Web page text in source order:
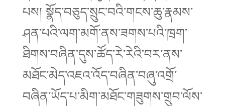
པས། སྣོད་བཅུད་སྲུང་བའི་གངས་ཆུ་རྣམས་
ཤན་པའི་ལག་མགོ་ནས་ཟགས་པའི་ཁྲག་
ཐིགས་བཞིན་དུས་ཚོད་རེ་རེའི་བར་ནས་
མཐོང་མེད་འཇའ་འོད་བཞིན་བཞུ་འགྲོ་
བཞིན་ཡོད་པ་མིག་མཐོང་གཟུགས་གྲུབ་ལོས་